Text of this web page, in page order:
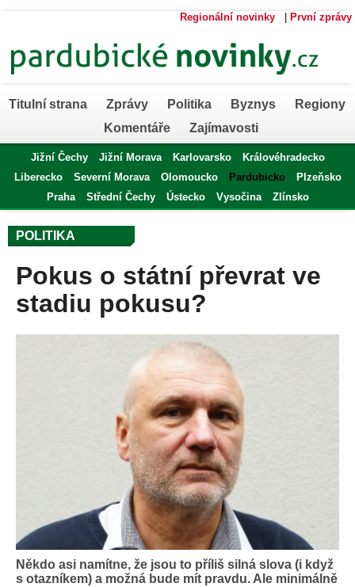
Regionální novinky První zprávy
Titulní strana Zprávy Politika Byznys
Regiony
Komentáře
Zajímavosti
Jižní Čechy Jižní Morava Karlovarsko
Královéhradecko
Liberecko
Severní Morava Olomoucko Pardubicko
Plzeňsko
Praha
Střední Čechy Ústecko Vysočina Zlínsko
POLITIKA
Pokus o státní převrat ve
stadiu pokusu?
Někdo asi namítne, že jsou to příliš silná slova (i když
s otazníkem) a možná bude mít pravdu. Ale minimálně